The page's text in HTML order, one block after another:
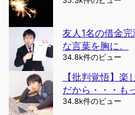
友人1名の借金
な言葉を胸に。
34.8k件のビュー
【批判覚悟】
だから・・・も
34.8k件のビュー